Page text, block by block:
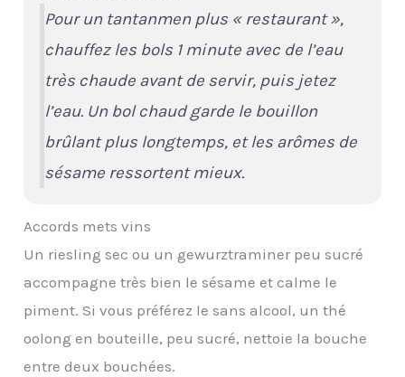
Pour un tantanmen plus « restaurant »,
chauffez les bols 1 minute avec de l’eau
très chaude avant de servir, puis jetez
l’eau. Un bol chaud garde le bouillon
brûlant plus longtemps, et les arômes de
sésame ressortent mieux.
Accords mets vins
Un riesling sec ou un gewurztraminer peu sucré
accompagne très bien le sésame et calme le
piment. Si vous préférez le sans alcool, un thé
oolong en bouteille, peu sucré, nettoie la bouche
entre deux bouchées.